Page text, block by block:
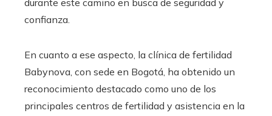
durante este camino en busca de seguridad y
confianza.
En cuanto a ese aspecto, la clínica de fertilidad
Babynova, con sede en Bogotá, ha obtenido un
reconocimiento destacado como uno de los
principales centros de fertilidad y asistencia en la